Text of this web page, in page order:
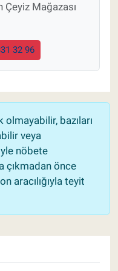
Çeyiz Mağazası
32 96
bazıları
veya
nöbete
çıkmadan önce
aracılığıyla teyit